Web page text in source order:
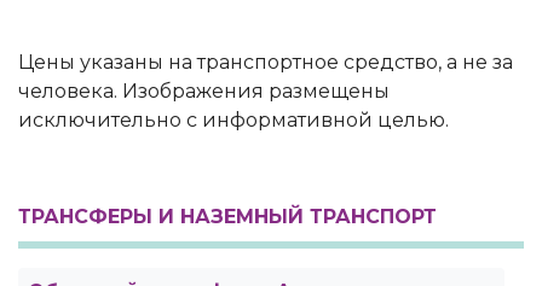
Цены указаны на транспортное средство, а не за
человека. Изображения размещены
исключительно с информативной целью.
ТРАНСФЕРЫ И НАЗЕМНЫЙ ТРАНСПОРТ